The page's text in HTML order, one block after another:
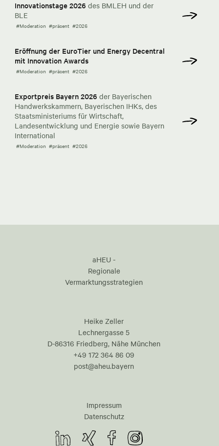
Innovationstage 2026 des BMLEH und der
BLE
#Moderation #präsent #2026
Eröffnung der EuroTier und Energy Decentral
mit Innovation Awards
#Moderation #präsent #2026
Exportpreis Bayern 2026 der Bayerischen
Handwerkskammern, Bayerischen IHKs, des
Staatsministeriums für Wirtschaft,
Landesentwicklung und Energie sowie Bayern
International
#Moderation #präsent #2026
aHEU -
Regionale
Vermarktungsstrategien
Heike Zeller
Lechnergasse 5
D-86316 Friedberg, Nähe München
+49 172 364 86 09
post@aheu.bayern
Impressum
Datenschutz